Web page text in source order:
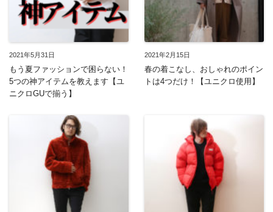
2021年5月31日
もう夏ファッションで困らない！
5つの神アイテムを教えます【ユ
ニクロGUで揃う】
2021年2月15日
春の着こなし、おしゃれのポイン
トは4つだけ！【ユニクロ使用】